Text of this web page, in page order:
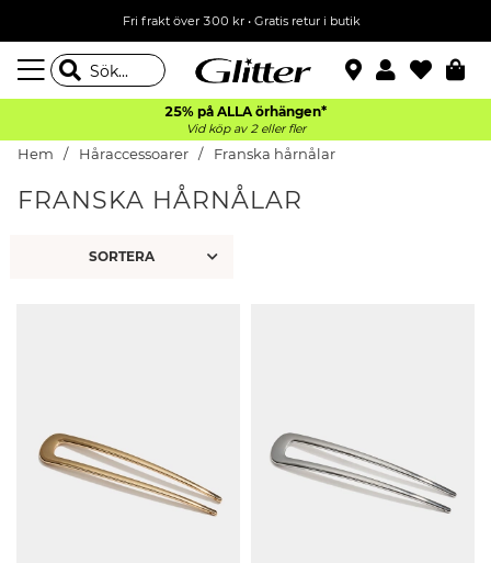
Fri frakt över 300 kr• Gratis retur i butik
25% på ALLA örhängen*
Vid köp av 2 eller fler
Hem Håraccessoarer Franska hårnålar
FRANSKA HÅRNÅLAR